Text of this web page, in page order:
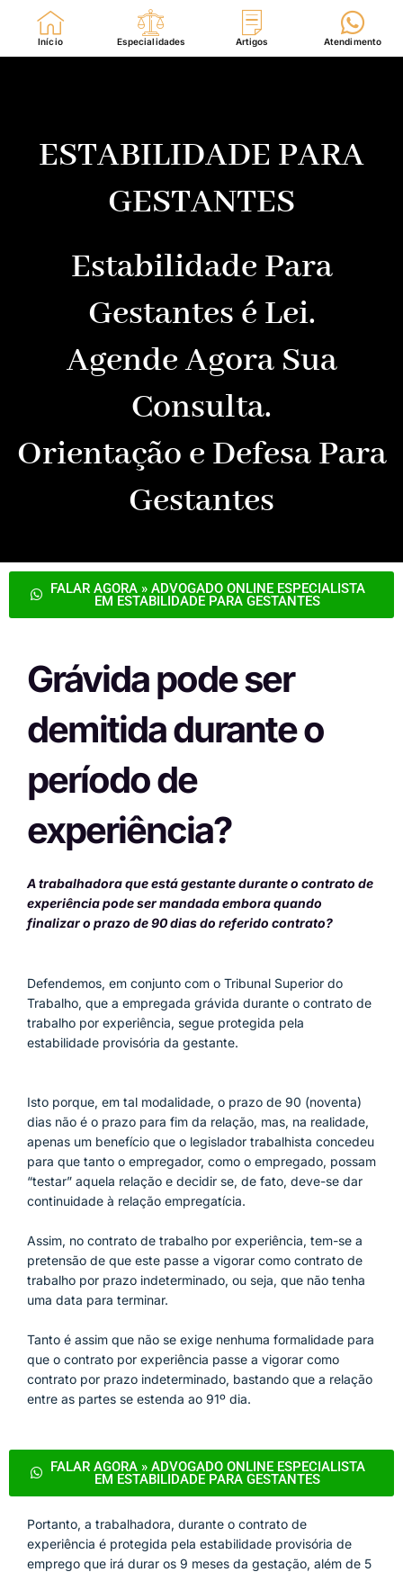
Início Especialidades Artigos Atendimento
ESTABILIDADE PARA
GESTANTES
Estabilidade Para
Gestantes é Lei.
Agende Agora Sua
Consulta.
Orientação e Defesa Para
Gestantes
FALAR AGORA » ADVOGADO ONLINE ESPECIALISTA
EM ESTABILIDADE PARA GESTANTES
Grávida pode ser
demitida durante o
período de
experiência?
A trabalhadora que está gestante durante o contrato de
experiência pode ser mandada embora quando
finalizar o prazo de 90 dias do referido contrato?
Defendemos, em conjunto com o Tribunal Superior do
Trabalho, que a empregada grávida durante o contrato de
trabalho por experiência, segue protegida pela
estabilidade provisória da gestante.
Isto porque, em tal modalidade, o prazo de 90 (noventa)
dias não é o prazo para fim da relação, mas, na realidade,
apenas um benefício que o legislador trabalhista concedeu
para que tanto o empregador, como o empregado, possam
“testar” aquela relação e decidir se, de fato, deve-se dar
continuidade à relação empregatícia.
Assim, no contrato de trabalho por experiência, tem-se a
pretensão de que este passe a vigorar como contrato de
trabalho por prazo indeterminado, ou seja, que não tenha
uma data para terminar.
Tanto é assim que não se exige nenhuma formalidade para
que o contrato por experiência passe a vigorar como
contrato por prazo indeterminado, bastando que a relação
entre as partes se estenda ao 91º dia.
FALAR AGORA » ADVOGADO ONLINE ESPECIALISTA
EM ESTABILIDADE PARA GESTANTES
Portanto, a trabalhadora, durante o contrato de
experiência é protegida pela estabilidade provisória de
emprego que irá durar os 9 meses da gestação, além de 5